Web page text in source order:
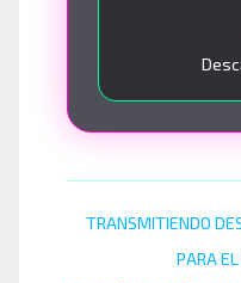
TRANSMITIENDO
PARA